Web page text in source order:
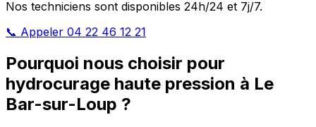
Nos techniciens sont disponibles 24h/24 et 7j/7.
📞 Appeler 04 22 46 12 21
Pourquoi nous choisir pour
hydrocurage haute pression à Le
Bar-sur-Loup ?